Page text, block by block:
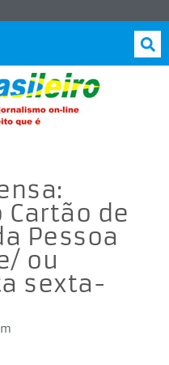
Cartão de
Pessoa
ou
sexta-